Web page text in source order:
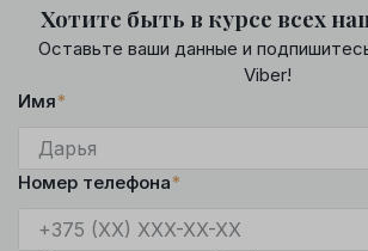
Хотите быть в курсе всех
Оставьте ваши данные и
Viber!
Имя*
Номер телефона*